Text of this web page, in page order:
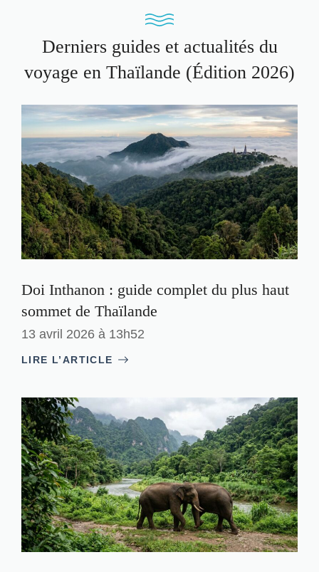
Derniers guides et actualités du
voyage en Thaïlande (Édition 2026)
Doi Inthanon : guide complet du plus haut
sommet de Thaïlande
13 avril 2026 à 13h52
LIRE L’ARTICLE